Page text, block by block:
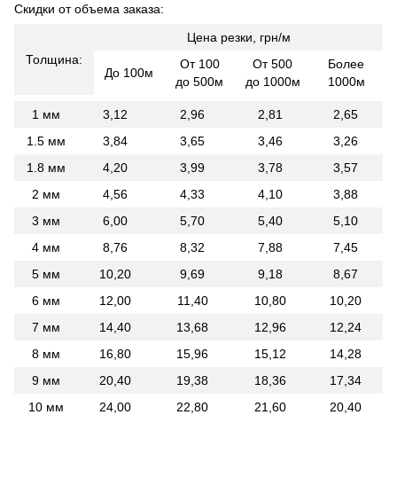
Скидки от объема заказа:
Толщина:
Цена резки, грн/м
До 100м
От 100
до 500м
От 500
до 1000м
Более
1000м
1 мм 3,12 2,96 2,81
2,65
1.5 мм
3,84 3,65 3,46
3,26
1.8 мм
4,20 3,99 3,78
3,57
2 мм
4,56 4,33 4,10
3,88
3 мм
6,00 5,70 5,40
5,10
4 мм
8,76 8,32 7,88
7,45
5 мм
10,20 9,69 9,18
8,67
6 мм
12,00 11,40 10,80
10,20
7 мм
14,40 13,68 12,96
12,24
8 мм
16,80 15,96 15,12
14,28
9 мм
20,40 19,38 18,36
17,34
10 мм
24,00 22,80 21,60 20,40